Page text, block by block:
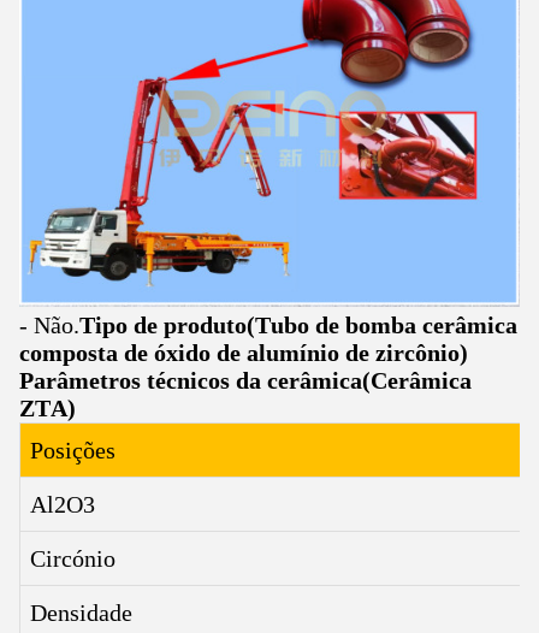
- Não.Tipo de produto(Tubo de bomba cerâmica
composta de óxido de alumínio de zircônio)
Parâmetros técnicos da cerâmica(Cerâmica
ZTA)
Posições
Al2O3
Circónio
Densidade